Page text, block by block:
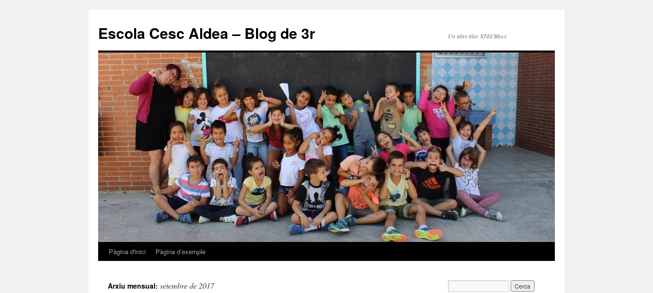
Escola Cesc Aldea – Blog de 3r Un altre bloc XTECBlocs
Vés
contingut
Pàgina d'inici Pàgina d’exemple
Arxiu mensual: setembre de 2017